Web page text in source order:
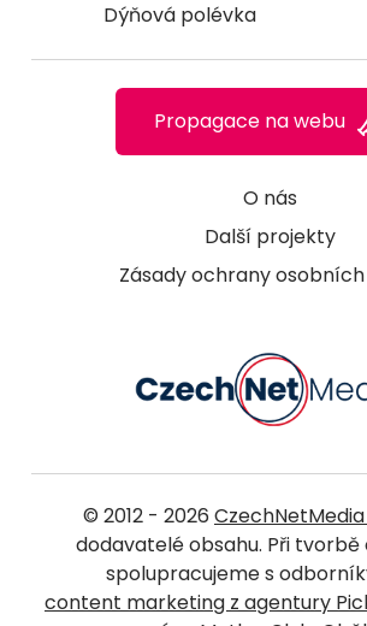
Dýňová polévka
O nás
Další projekty
Zásady ochrany osobních
Propagace na webu
© 2012 - 2026 CzechNetMedia
dodavatelé obsahu. Při tvorbě
spolupracujeme s
content marketing z agentury